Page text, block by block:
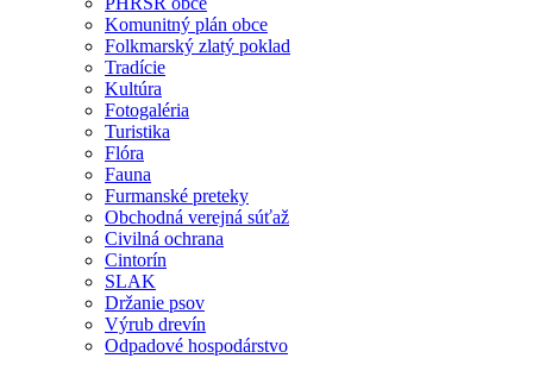
Komunitný plán obce
Folkmarský zlatý poklad
Tradície
Kultúra
Fotogaléria
Turistika
Flóra
Fauna
Furmanské preteky
Obchodná verejná súťaž
Civilná ochrana
Cintorín
SLAK
Držanie psov
Výrub drevín
Odpadové hospodárstvo